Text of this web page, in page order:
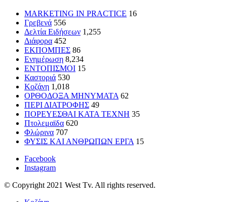
MARKETING IN PRACTICE 16
Γρεβενά 556
Δελτία Ειδήσεων 1,255
Διάφορα 452
ΕΚΠΟΜΠΕΣ 86
Ενημέρωση 8,234
ΕΝΤΟΠΙΣΜΟΙ 15
Καστοριά 530
Κοζάνη 1,018
ΟΡΘΟΔΟΞΑ ΜΗΝΥΜΑΤΑ 62
ΠΕΡΙ ΔΙΑΤΡΟΦΗΣ 49
ΠΟΡΕΥΕΣΘΑΙ ΚΑΤΑ ΤΕΧΝΗ 35
Πτολεμαϊδα 620
Φλώρινα 707
ΦΥΣΙΣ ΚΑΙ ΑΝΘΡΩΠΩΝ ΕΡΓΑ 15
Facebook
Instagram
© Copyright 2021 West Tv. All rights reserved.